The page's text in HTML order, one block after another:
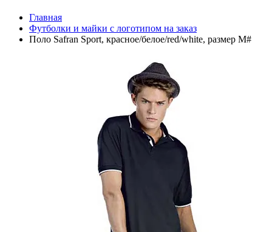
Главная
Футболки и майки с логотипом на заказ
Поло Safran Sport, красное/белое/red/white, размер M#